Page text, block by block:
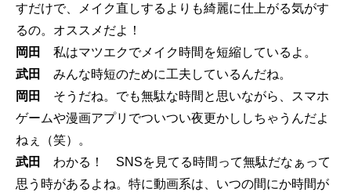
すだけで、メイク直しするよりも綺麗に仕上がる気がす
るの。オススメだよ！
岡田 私はマツエクでメイク時間を短縮しているよ。
武田 みんな時短のために工夫しているんだね。
岡田 そうだね。でも無駄な時間と思いながら、スマホ
ゲームや漫画アプリでついつい夜更かししちゃうんだよ
ねぇ（笑）。
武田 わかる！ SNSを見てる時間って無駄だなぁって
思う時があるよね。特に動画系は、いつの間にか時間が